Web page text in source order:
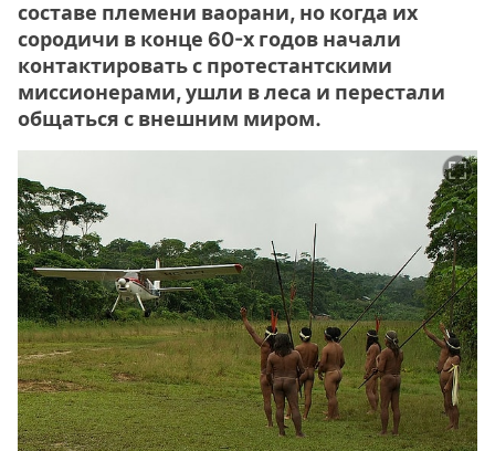
составе племени ваорани, но когда их
сородичи в конце 60-х годов начали
контактировать с протестантскими
миссионерами, ушли в леса и перестали
общаться с внешним миром.